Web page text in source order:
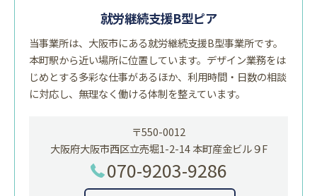
就労継続支援B型ピア
当事業所は、大阪市にある就労継続支援B型事業所です。
本町駅から近い場所に位置しています。デザイン業務をは
じめとする多彩な仕事があるほか、利用時間・日数の相談
に対応し、無理なく働ける体制を整えています。
〒550-0012
大阪府大阪市西区立売堀1-2-14 本町産金ビル９F
070-9203-9286